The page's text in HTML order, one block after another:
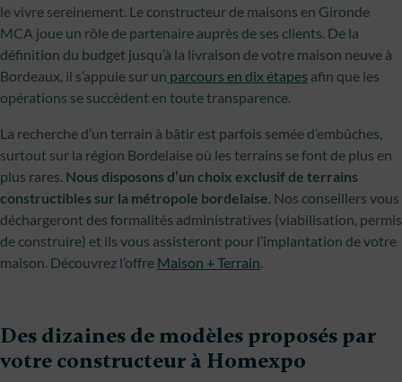
le vivre sereinement. Le constructeur de maisons en Gironde
MCA joue un rôle de partenaire auprès de ses clients. De la
définition du budget jusqu’à la livraison de votre maison neuve à
Bordeaux, il s’appuie sur un parcours en dix étapes afin que les
opérations se succèdent en toute transparence.
La recherche d’un terrain à bâtir est parfois semée d’embûches,
surtout sur la région Bordelaise où les terrains se font de plus en
plus rares. Nous disposons d’un choix exclusif de terrains
constructibles sur la métropole bordelaise. Nos conseillers vous
déchargeront des formalités administratives (viabilisation, permis
de construire) et ils vous assisteront pour l’implantation de votre
maison. Découvrez l’offre Maison + Terrain.
Des dizaines de modèles proposés par
votre constructeur à Homexpo